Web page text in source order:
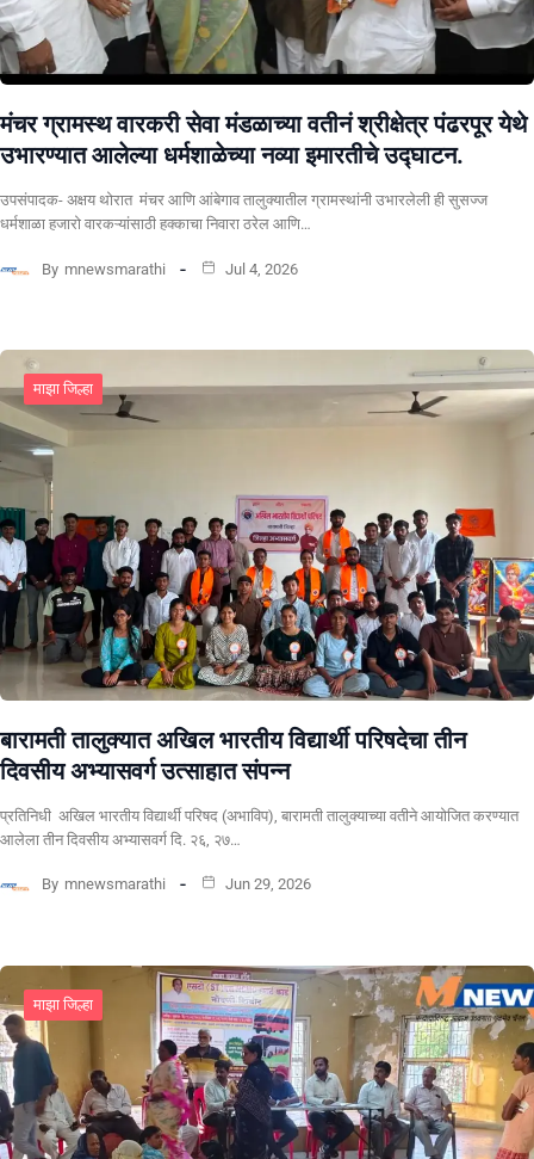
मंचर ग्रामस्थ वारकरी सेवा मंडळाच्या वतीनं श्रीक्षेत्र पंढरपूर येथे
उभारण्यात आलेल्या धर्मशाळेच्या नव्या इमारतीचे उद्घाटन.
उपसंपादक- अक्षय थोरात मंचर आणि आंबेगाव तालुक्यातील ग्रामस्थांनी उभारलेली ही सुसज्ज
धर्मशाळा हजारो वारकऱ्यांसाठी हक्काचा निवारा ठरेल आणि…
By mnewsmarathi Jul 4, 2026
माझा जिल्हा
बारामती तालुक्यात अखिल भारतीय विद्यार्थी परिषदेचा तीन
दिवसीय अभ्यासवर्ग उत्साहात संपन्न
प्रतिनिधी अखिल भारतीय विद्यार्थी परिषद (अभाविप), बारामती तालुक्याच्या वतीने आयोजित करण्यात
आलेला तीन दिवसीय अभ्यासवर्ग दि. २६, २७…
By mnewsmarathi Jun 29, 2026
माझा जिल्हा